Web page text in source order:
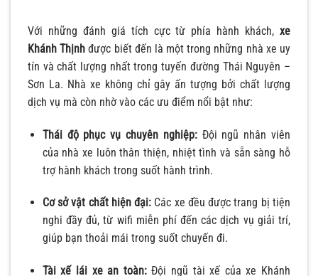
Với những đánh giá tích cực từ phía hành khách, xe
Khánh Thịnh được biết đến là một trong những nhà xe uy
tín và chất lượng nhất trong tuyến đường Thái Nguyên –
Sơn La. Nhà xe không chỉ gây ấn tượng bởi chất lượng
dịch vụ mà còn nhờ vào các ưu điểm nổi bật như:
Thái độ phục vụ chuyên nghiệp:Đội ngũ nhân viên
của nhà xe luôn thân thiện, nhiệt tình và sẵn sàng hỗ
trợ hành khách trong suốt hành trình.
Cơ sở vật chất hiện đại: Các xe đều được trang bị tiện
nghi đầy đủ, từ wifi miễn phí đến các dịch vụ giải trí,
giúp bạn thoải mái trong suốt chuyến đi.
Tài xế lái xe an toàn:Đội ngũ tài xế của xe Khánh